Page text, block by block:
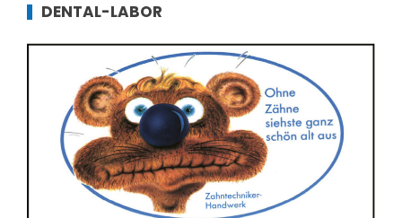
DENTAL-LABOR